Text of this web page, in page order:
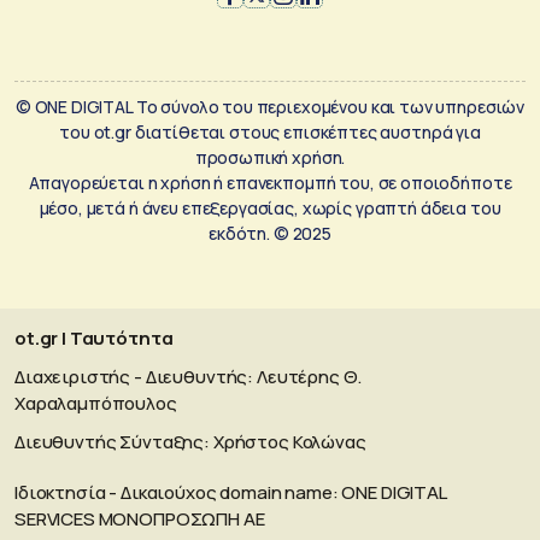
© ONE DIGITAL Το σύνολο του περιεχομένου και των υπηρεσιών
του ot.gr διατίθεται στους επισκέπτες αυστηρά για
προσωπική χρήση.
Απαγορεύεται η χρήση ή επανεκπομπή του, σε οποιοδήποτε
μέσο, μετά ή άνευ επεξεργασίας, χωρίς γραπτή άδεια του
εκδότη. © 2025
ot.gr | Ταυτότητα
Διαχειριστής - Διευθυντής: Λευτέρης Θ.
Χαραλαμπόπουλος
Διευθυντής Σύνταξης: Χρήστος Κολώνας
Ιδιοκτησία - Δικαιούχος domain name: ΟΝΕ DIGITAL
SERVICES MONOΠΡΟΣΩΠΗ ΑΕ